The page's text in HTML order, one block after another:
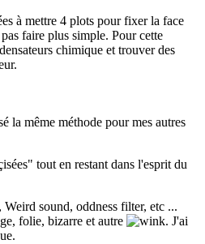
à mettre 4 plots pour fixer la face
faire plus simple. Pour cette
chimique et trouver des
la même méthode pour mes autres
tout en restant dans l'esprit du
sound, oddness filter, etc ...
folie, bizarre et autre
. J'ai